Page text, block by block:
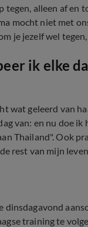
tegen, alleen af en
mocht niet met
je jezelf wel
ik elke
wat geleerd van
van: en nu doe
Thailand". Ook
rest van mijn
training te